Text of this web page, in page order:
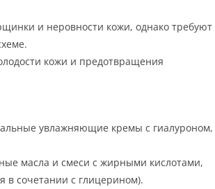
и неровности кожи, однако требуют
кожи и предотвращения
увлажняющие кремы с гиалуроном,
масла и смеси с жирными кислотами,
в сочетании с глицерином).